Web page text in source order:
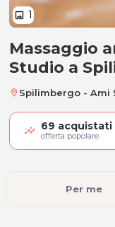
image 1
Massaggio
Studio a
location_on Spilimbergo - Ami
69 acquistati
offerta popolare
Per me